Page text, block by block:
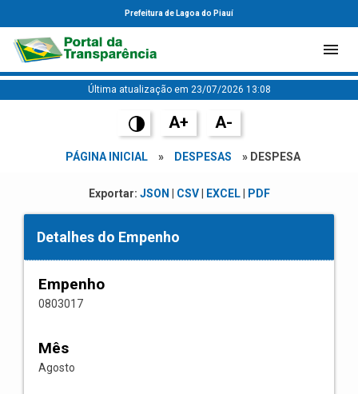
Prefeitura de Lagoa do Piauí
Última atualização em 23/07/2026 13:08
A+ A-
PÁGINA INICIAL » DESPESAS » DESPESA
Exportar: JSON CSV| EXCEL| PDF
Detalhes do Empenho
Empenho
0803017
Mês
Agosto